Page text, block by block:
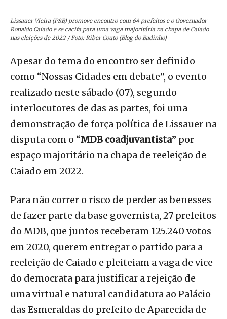
Lissauer Vieira (PSB) promove encontro com 64 prefeitos e o Governador
Ronaldo Caiado e se cacifa para uma vaga majoritária na chapa de Caiado
nas eleições de 2022 / Foto: Riber Couto (Blog do Badinho)
Apesar do tema do encontro ser definido
como “Nossas Cidades em debate”, o evento
realizado neste sábado (07), segundo
interlocutores de das as partes, foi uma
demonstração de força política de Lissauer na
disputa com o “MDB coadjuvantista” por
espaço majoritário na chapa de reeleição de
Caiado em 2022.
Para não correr o risco de perder as benesses
de fazer parte da base governista, 27 prefeitos
do MDB, que juntos receberam 125.240 votos
em 2020, querem entregar o partido para a
reeleição de Caiado e pleiteiam a vaga de vice
do democrata para justificar a rejeição de
uma virtual e natural candidatura ao Palácio
das Esmeraldas do prefeito de Aparecida de